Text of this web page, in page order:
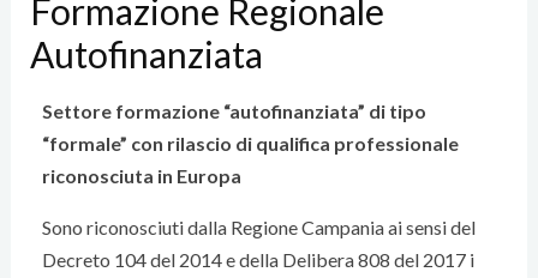
Formazione Regionale
Autofinanziata
Settore formazione “autofinanziata” di tipo
“formale” con rilascio di qualifica professionale
riconosciuta in Europa
Sono riconosciuti dalla Regione Campania ai sensi del
Decreto 104 del 2014 e della Delibera 808 del 2017 i